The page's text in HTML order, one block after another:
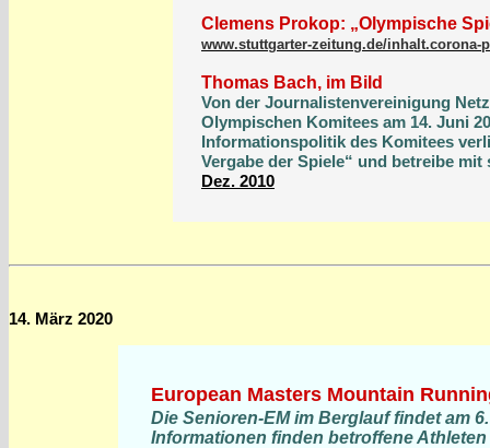
Clemens Prokop: „Olympische
www.stuttgarter-zeitung.de/inhalt.corona-
Thomas Bach, im Bild
Von der Journalistenvereinigung
Olympischen Komitees am 14. Juni
Informationspolitik des Komitees
Vergabe der Spiele“ und betreibe
Dez. 2010
14. März 2020
European Masters Mountain
Die Senioren-EM im Berglauf findet am
Informationen finden betroffene